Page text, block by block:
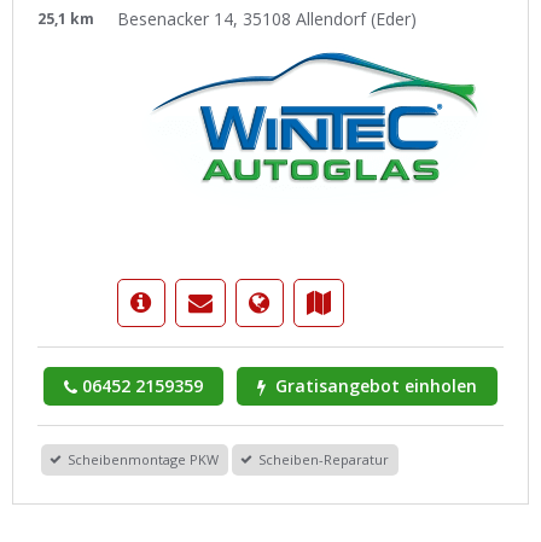
25,1 km Besenacker 14, 35108 Allendorf (Eder)
06452 2159359 Gratisangebot einholen
Scheibenmontage PKW Scheiben-Reparatur